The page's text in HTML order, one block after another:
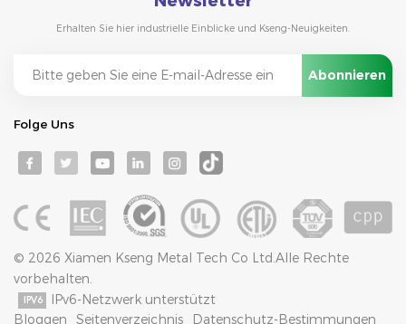
Erhalten Sie hier industrielle Einblicke und Kseng-Neuigkeiten.
Folge Uns
© 2026 Xiamen Kseng Metal Tech Co Ltd.Alle Rechte
vorbehalten.
IPv6-Netzwerk unterstützt
Bloggen
Seitenverzeichnis Datenschutz-Bestimmungen